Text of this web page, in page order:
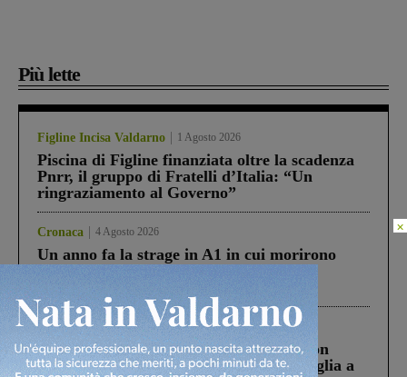
Più lette
Figline Incisa Valdarno 1 Agosto 2026
Piscina di Figline finanziata oltre la scadenza
Pnrr, il gruppo di Fratelli d’Italia: “Un
ringraziamento al Governo”
Cronaca 4 Agosto 2026
Un anno fa la strage in A1 in cui morirono
processo, lo stop ai sorpassi fra tir....
Cronaca 3 Agosto 2026
Scomparso da una struttura di Castiglion
Fiorentino l’uomo che aveva ucciso la figlia a
×